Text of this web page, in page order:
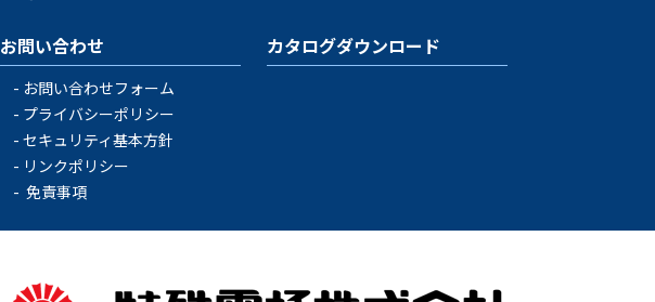
お問い合わせ
お問い合わせフォーム
プライバシーポリシー
セキュリティ基本方針
リンクポリシー
免責事項
カタログダウンロード